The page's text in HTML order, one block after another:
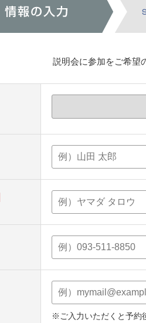
説明会に参加をご希望
※ご入力いただくと予約